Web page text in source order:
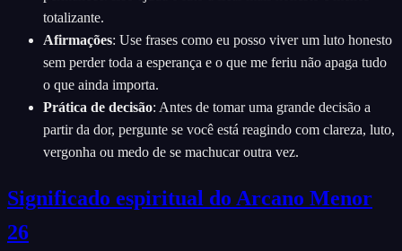
totalizante.
Afirmações: Use frases como eu posso viver um luto honesto
sem perder toda a esperança e o que me feriu não apaga tudo
o que ainda importa.
Prática de decisão: Antes de tomar uma grande decisão a
partir da dor, pergunte se você está reagindo com clareza, luto,
vergonha ou medo de se machucar outra vez.
Significado espiritual do Arcano Menor
26